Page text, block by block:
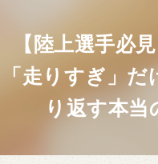
【陸上選手必
「走りすぎ」
り返す本当